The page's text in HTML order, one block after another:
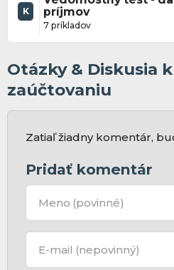
K
príjmov
7 príkladov
Otázky & Diskusia
zaúčtovaniu
Zatiaľ žiadny komentár,
Pridať komentár
Meno (povinné)
E-mail (nepovinný)